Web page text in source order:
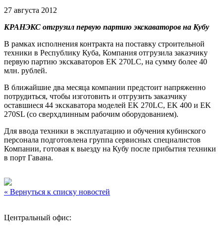
27 августа 2012
КРАНЭКС отгрузил первую партию экскаваторов на Кубу
В рамках исполнения контракта на поставку строительной
техники в Республику Куба, Компания отгрузила заказчику
первую партию экскаваторов EK 270LC, на сумму более 40
млн. рублей.
В ближайшие два месяца компании предстоит напряженно
потрудиться, чтобы изготовить и отгрузить заказчику
оставшиеся 44 экскаватора моделей EK 270LC, EK 400 и EK
270SL (со сверхдлинным рабочим оборудованием).
Для ввода техники в эксплуатацию и обучения кубинского
персонала подготовлена группа сервисных специалистов
Компании, готовая к выезду на Кубу после прибытия техники
в порт Гавана.
« Вернуться к списку новостей
Центральный офис: